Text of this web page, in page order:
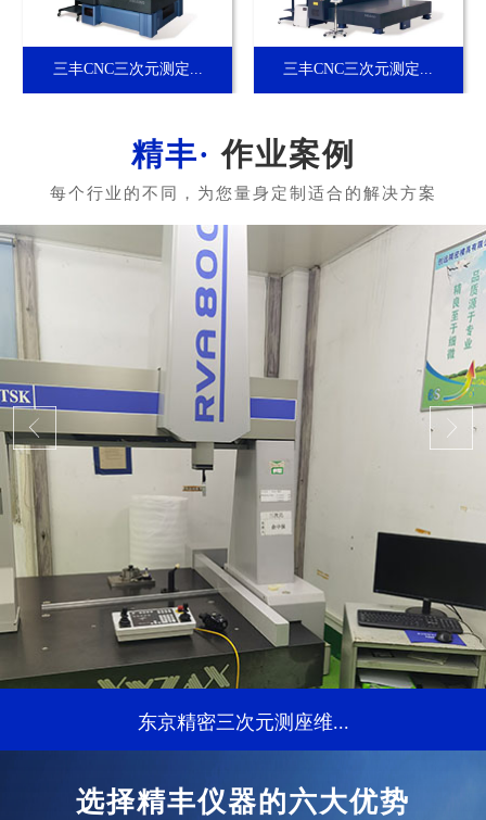
三丰CNC三次元测定... 三丰CNC三次元测定...
作业案例
东京精密三次元测座维...
...
选择精丰仪器的六大优势